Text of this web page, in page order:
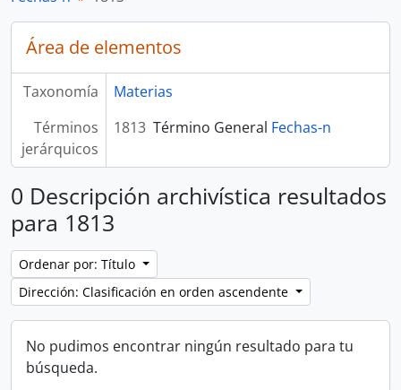
Área de elementos
Taxonomía
Materias
Términos
jerárquicos
1813 Término General Fechas-n
0 Descripción archivística resultados
para 1813
Ordenar por: Título
Dirección: Clasificación en orden ascendente
No pudimos encontrar ningún resultado para tu
búsqueda.